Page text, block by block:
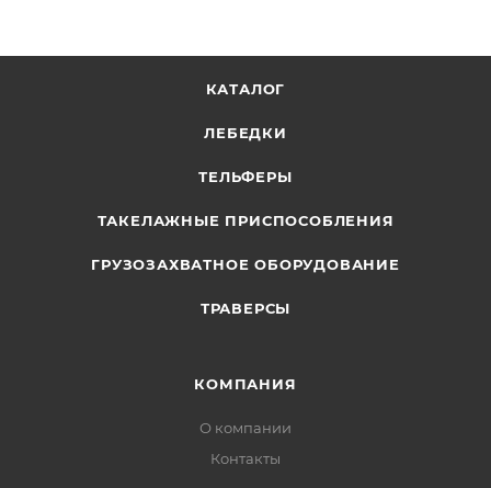
КАТАЛОГ
ЛЕБЕДКИ
ТЕЛЬФЕРЫ
ТАКЕЛАЖНЫЕ ПРИСПОСОБЛЕНИЯ
ГРУЗОЗАХВАТНОЕ ОБОРУДОВАНИЕ
ТРАВЕРСЫ
КОМПАНИЯ
О компании
Контакты